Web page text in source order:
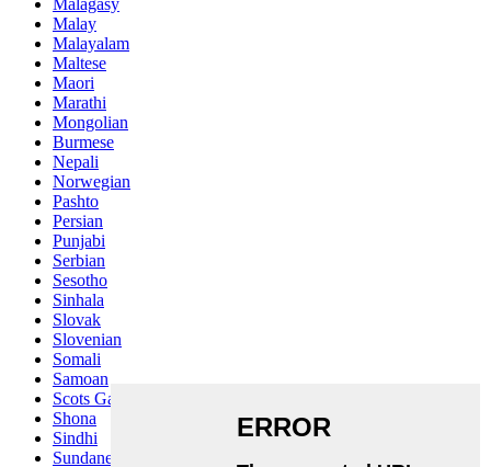
Malay
Malayalam
Maltese
Maori
Marathi
Mongolian
Burmese
Nepali
Norwegian
Pashto
Persian
Punjabi
Serbian
Sesotho
Sinhala
Slovak
Slovenian
Somali
Samoan
Scots Gaelic
Shona
Sindhi
Sundanese